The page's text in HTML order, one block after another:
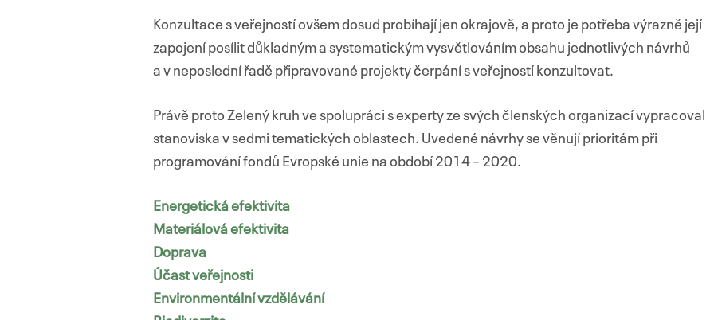
Konzultace s veřejností ovšem dosud probíhají jen okrajově, a proto je potřeba výrazně její
zapojení posílit důkladným a systematickým vysvětlováním obsahu jednotlivých návrhů
a v neposlední řadě připravované projekty čerpání s veřejností konzultovat.
Právě proto Zelený kruh ve spolupráci s experty ze svých členských organizací vypracoval
stanoviska v sedmi tematických oblastech. Uvedené návrhy se věnují prioritám při
programování fondů Evropské unie na období 2014 – 2020.
Energetická efektivita
Materiálová efektivita
Doprava
Účast veřejnosti
Environmentální vzdělávání